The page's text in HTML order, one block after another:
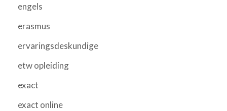
engels
erasmus
ervaringsdeskundige
etw opleiding
exact
exact online